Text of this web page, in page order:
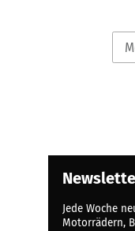
Jede Woche
Motorrädern,